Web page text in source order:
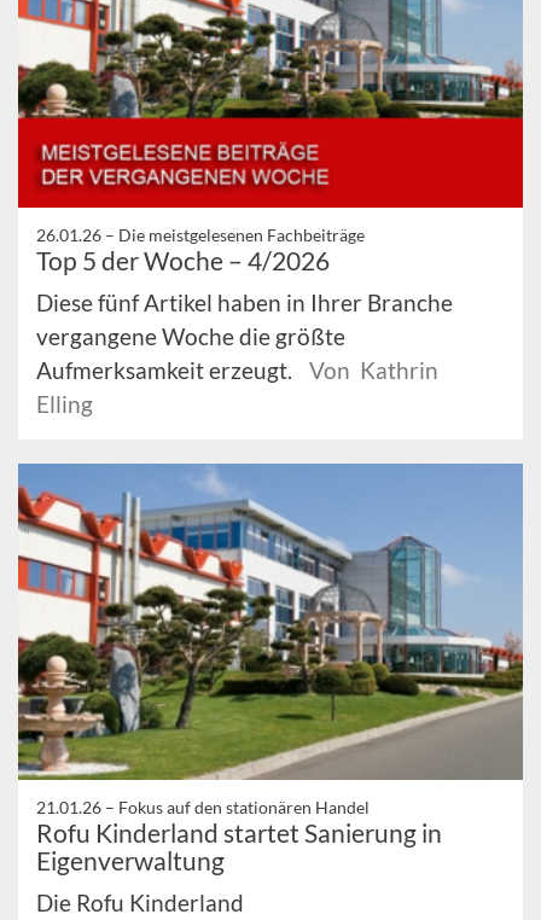
26.01.26 – Die meistgelesenen Fachbeiträge
Top 5 der Woche – 4/2026
Diese fünf Artikel haben in Ihrer Branche
vergangene Woche die größte
Aufmerksamkeit erzeugt.
Von Kathrin
Elling
21.01.26 – Fokus auf den stationären Handel
Rofu Kinderland startet Sanierung in
Eigenverwaltung
Die Rofu Kinderland